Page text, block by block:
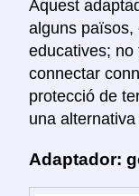
Aquest
alguns països,
educatives; no
connectar
protecció de
una
Adaptador: